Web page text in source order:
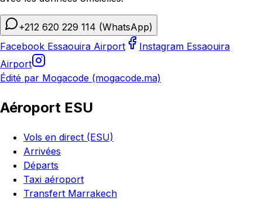
+212 620 229 114 (WhatsApp)
Facebook Essaouira Airport
Instagram Essaouira
Airport
Édité par Mogacode (mogacode.ma)
Aéroport ESU
Vols en direct (ESU)
Arrivées
Départs
Taxi aéroport
Transfert Marrakech